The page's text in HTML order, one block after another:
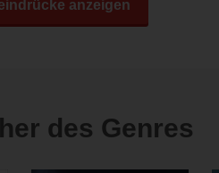
anzeigen
des Genres